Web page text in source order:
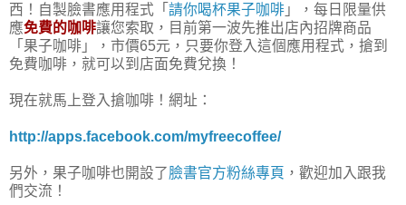
西！自製臉書應用程式「 請你喝杯果子咖啡 」，每日限量供
應免費的咖啡讓您索取，目前第一波先推出店內招牌商品
「果子咖啡」，市價65元，只要你登入這個應用程式，搶到
免費咖啡，就可以到店面免費兌換！
現在就馬上登入搶咖啡！網址：
http://apps.facebook.com/myfreecoffee/
另外，果子咖啡也開設了臉書官方粉絲專頁 ，歡迎加入跟我
們交流！